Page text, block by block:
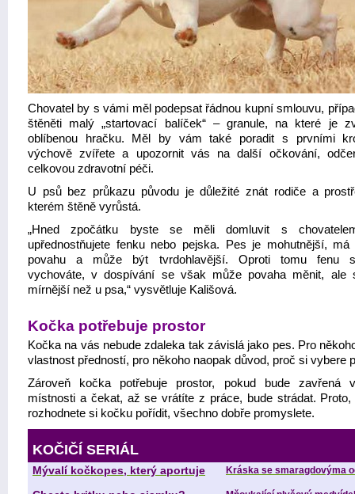
Chovatel by s vámi měl podepsat řádnou kupní smlouvu,
štěněti malý „startovací balíček“ – granule, na které je
oblíbenou hračku. Měl by vám také poradit s prvními
výchově zvířete a upozornit vás na další očkování,
celkovou zdravotní péči.
U psů bez průkazu původu je důležité znát rodiče a
kterém štěně vyrůstá.
„Hned zpočátku byste se měli domluvit s
upřednostňujete fenku nebo pejska. Pes je mohutnější, má
povahu a může být tvrdohlavější. Oproti tomu fenu
vychováte, v dospívání se však může povaha měnit, ale
mírnější než u psa,“ vysvětluje Kališová.
Kočka potřebuje prostor
Kočka na vás nebude zdaleka tak závislá jako pes. Pro
vlastnost předností, pro někoho naopak důvod, proč si vybere
Zároveň kočka potřebuje prostor, pokud bude zavřená
místnosti a čekat, až se vrátíte z práce, bude strádat.
rozhodnete si kočku pořídit, všechno dobře promyslete.
KOČIČÍ SERIÁL
Mývalí kočkopes, který aportuje Kráska se smaragdovýma